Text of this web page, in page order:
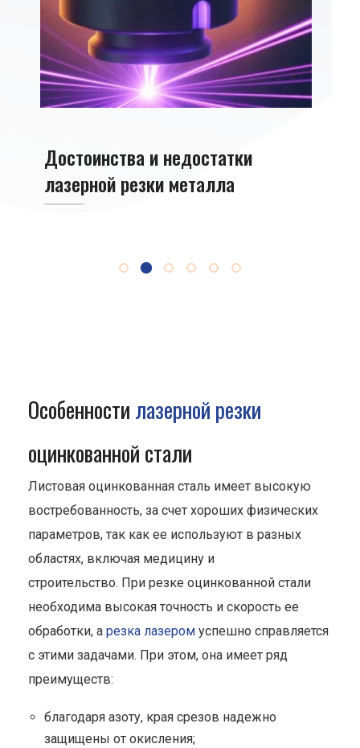
Достоинства и недостатки
лазерной резки металла
Особенности лазерной резки
оцинкованной стали
Листовая оцинкованная сталь имеет высокую
востребованность, за счет хороших физических
параметров, так как ее используют в разных
областях, включая медицину и
строительство. При резке оцинкованной стали
необходима высокая точность и скорость ее
обработки, а резка лазером успешно справляется
с этими задачами. При этом, она имеет ряд
преимуществ:
благодаря азоту, края срезов надежно
защищены от окисления;